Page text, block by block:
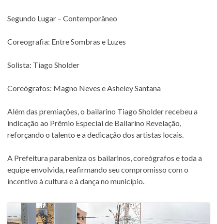
Segundo Lugar – Contemporâneo
Coreografia: Entre Sombras e Luzes
Solista: Tiago Sholder
Coreógrafos: Magno Neves e Asheley Santana
Além das premiações, o bailarino Tiago Sholder recebeu a
indicação ao Prêmio Especial de Bailarino Revelação,
reforçando o talento e a dedicação dos artistas locais.
A Prefeitura parabeniza os bailarinos, coreógrafos e toda a
equipe envolvida, reafirmando seu compromisso com o
incentivo à cultura e à dança no município.